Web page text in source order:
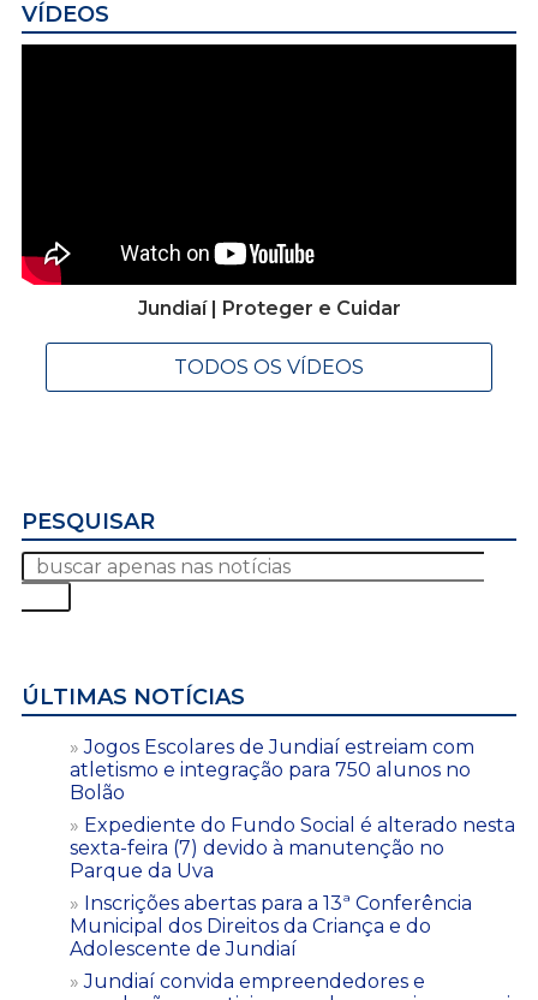
VÍDEOS
Jundiaí | Proteger e Cuidar
TODOS OS VÍDEOS
PESQUISAR
ÚLTIMAS NOTÍCIAS
Jogos Escolares de Jundiaí estreiam com
atletismo e integração para 750 alunos no
Bolão
Expediente do Fundo Social é alterado nesta
sexta-feira (7) devido à manutenção no
Parque da Uva
Inscrições abertas para a 13ª Conferência
Municipal dos Direitos da Criança e do
Adolescente de Jundiaí
Jundiaí convida empreendedores e